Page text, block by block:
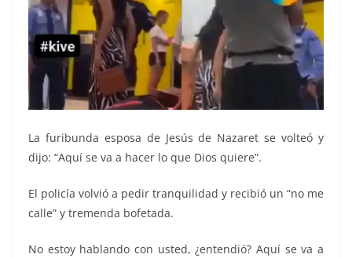
La furibunda esposa de Jesús de Nazaret se volteó y
dijo: “Aquí se va a hacer lo que Dios quiere”.
El policía volvió a pedir tranquilidad y recibió un “no me
calle” y tremenda bofetada.
No estoy hablando con usted, ¿entendió? Aquí se va a